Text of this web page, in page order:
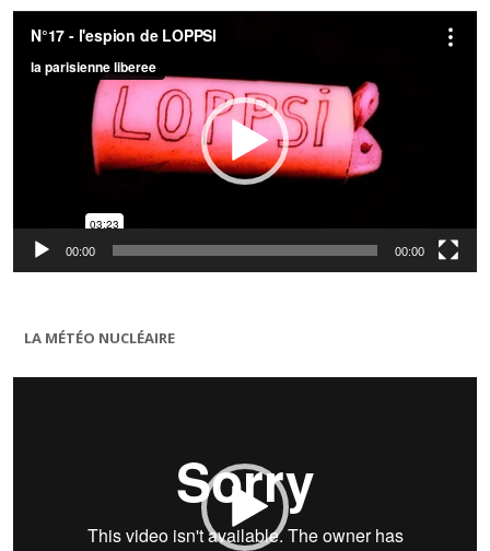
Lecteur
vidéo
00:00 00:00
LA MÉTÉO NUCLÉAIRE
Lecteur